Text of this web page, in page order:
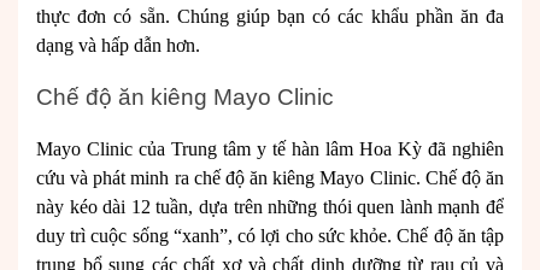
thực đơn có sẵn. Chúng giúp bạn có các khẩu phần ăn đa
dạng và hấp dẫn hơn.
Chế độ ăn kiêng Mayo Clinic
Mayo Clinic của Trung tâm y tế hàn lâm Hoa Kỳ đã nghiên
cứu và phát minh ra chế độ ăn kiêng Mayo Clinic. Chế độ ăn
này kéo dài 12 tuần, dựa trên những thói quen lành mạnh để
duy trì cuộc sống “xanh”, có lợi cho sức khỏe. Chế độ ăn tập
trung bổ sung các chất xơ và chất dinh dưỡng từ rau củ và